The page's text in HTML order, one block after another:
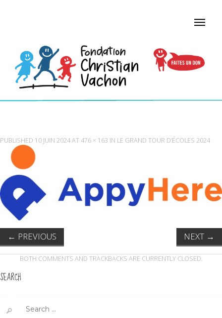
PUBLISHED 10 JUIN 2024AT 476 × 163 IN LE GRAND TOUR D’ÉCOLES 2024
← PREVIOUS NEXT →
BOTH COMMENTS AND TRACKBACKS ARE CURRENTLY CLOSED.
SEARCH
for: